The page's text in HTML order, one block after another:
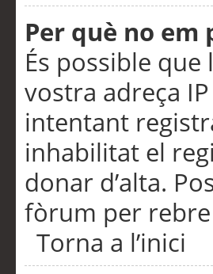
Per què no em
És possible
vostra adreça
intentant
inhabilitat el
donar d’alta.
fòrum per rebre
Torna a l’inici